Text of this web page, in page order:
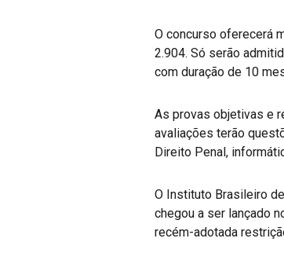
O concurso oferecerá
2.904. Só serão
com duração de 10
As provas objetivas e
avaliações terão
Direito Penal,
O Instituto Brasileiro
chegou a ser lançado
recém-adotada